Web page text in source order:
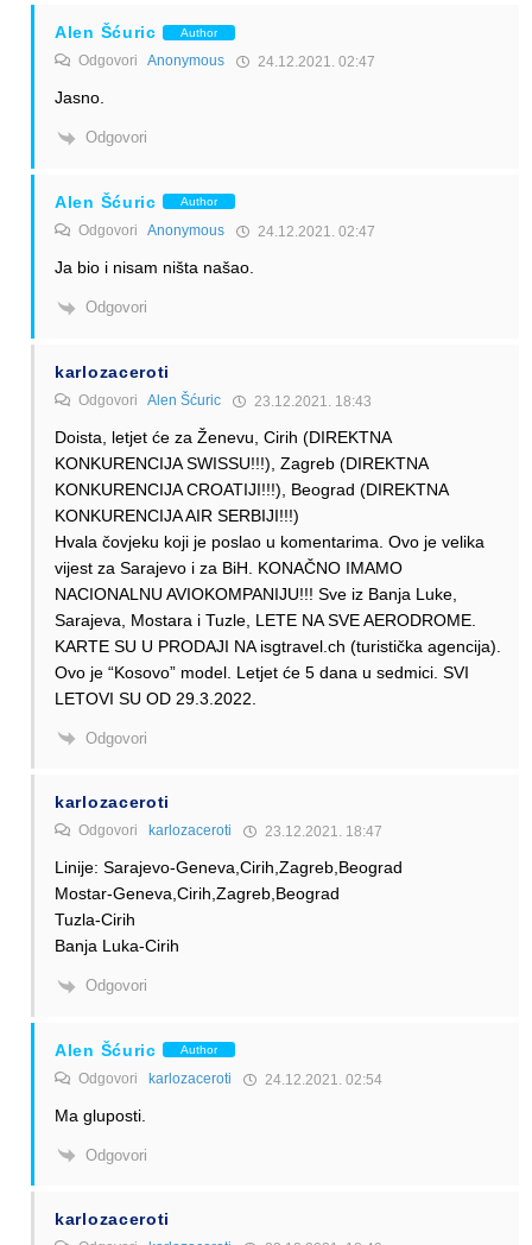
Alen Šćuric Author
Odgovori Anonymous 24.12.2021. 02:47
Jasno.
Odgovori
Alen Šćuric Author
Odgovori Anonymous 24.12.2021. 02:47
Ja bio i nisam ništa našao.
Odgovori
karlozaceroti
Odgovori Alen Šćuric 23.12.2021. 18:43
Doista, letjet će za Ženevu, Cirih (DIREKTNA
KONKURENCIJA SWISSU!!!), Zagreb (DIREKTNA
KONKURENCIJA CROATIJI!!!), Beograd (DIREKTNA
KONKURENCIJA AIR SERBIJI!!!)
Hvala čovjeku koji je poslao u komentarima. Ovo je velika
vijest za Sarajevo i za BiH. KONAČNO IMAMO
NACIONALNU AVIOKOMPANIJU!!! Sve iz Banja Luke,
Sarajeva, Mostara i Tuzle, LETE NA SVE AERODROME.
KARTE SU U PRODAJI NA isgtravel.ch (turistička agencija).
Ovo je “Kosovo” model. Letjet će 5 dana u sedmici. SVI
LETOVI SU OD 29.3.2022.
Odgovori
karlozaceroti
Odgovori karlozaceroti 23.12.2021. 18:47
Linije: Sarajevo-Geneva,Cirih,Zagreb,Beograd
Mostar-Geneva,Cirih,Zagreb,Beograd
Tuzla-Cirih
Banja Luka-Cirih
Odgovori
Alen Šćuric Author
Odgovori karlozaceroti 24.12.2021. 02:54
Ma gluposti.
Odgovori
karlozaceroti